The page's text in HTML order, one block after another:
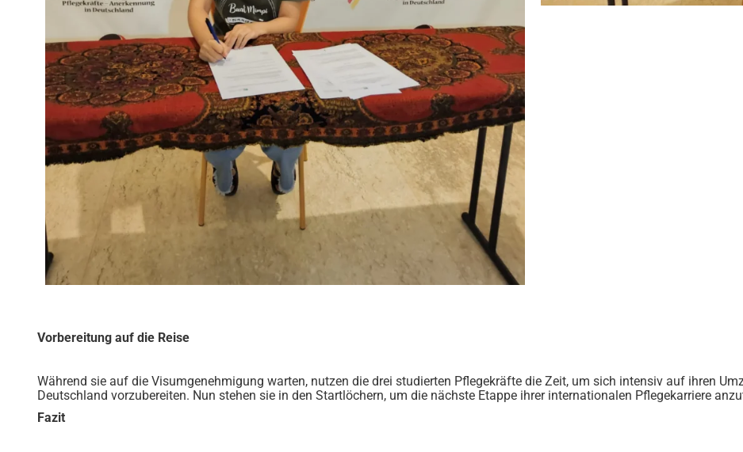
Vorbereitung auf die Reise
Während sie auf die Visumgenehmigung warten, nutzen die drei studierten Pflegekräfte die Zeit, um sich intensiv auf ihren
Deutschland vorzubereiten. Nun stehen sie in den Startlöchern, um die nächste Etappe ihrer internationalen Pflegekarriere
Fazit